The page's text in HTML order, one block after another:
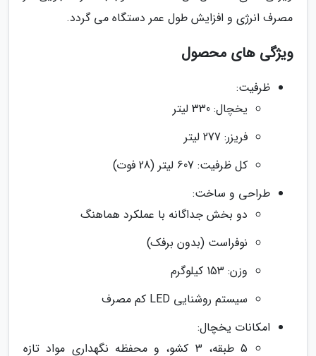
مصرف انرژی و افزایش طول عمر دستگاه می گردد.
ویژگی های محصول
ظرفیت:
یخچال: 330 لیتر
فریزر: 277 لیتر
کل ظرفیت: 607 لیتر (28 فوت)
طراحی و ساخت:
دو بخش جداگانه با عملکرد هماهنگ
نوفراست (بدون برفک)
وزن: 153 کیلوگرم
سیستم روشنایی LED کم مصرف
امکانات یخچال:
5 طبقه، 3 کشو، و محفظه نگهداری مواد تازه